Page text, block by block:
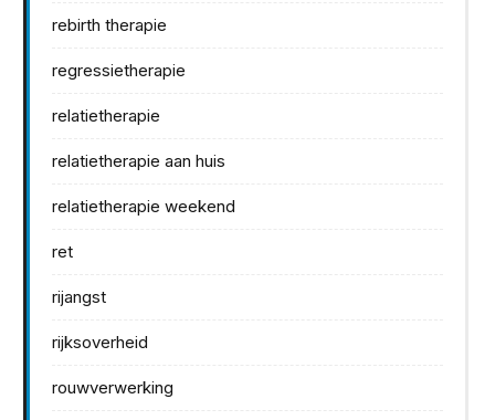
rebirth therapie
regressietherapie
relatietherapie
relatietherapie aan huis
relatietherapie weekend
ret
rijangst
rijksoverheid
rouwverwerking